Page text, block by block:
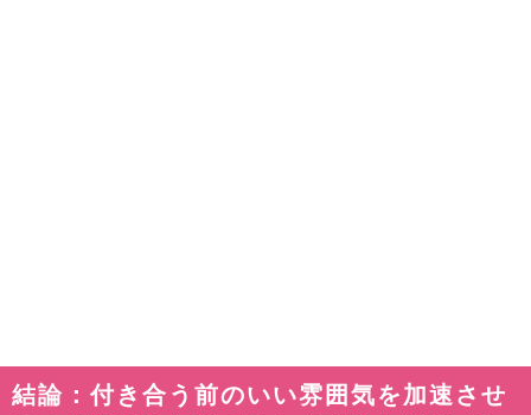
結論：付き合う前のいい雰囲気を加速させ